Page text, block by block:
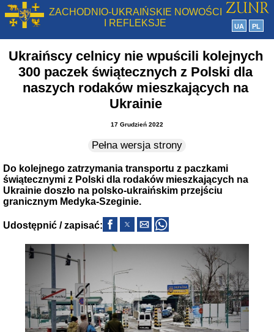
ZACHODNIO-UKRAIŃSKIE NOWOŚCI
I REFLEKSJE
UA PL
Ukraińscy celnicy nie wpuścili kolejnych
300 paczek świątecznych z Polski dla
naszych rodaków mieszkających na
Ukrainie
17 Grudzień 2022
Pełna wersja strony
Do kolejnego zatrzymania transportu z paczkami
świątecznymi z Polski dla rodaków mieszkających na
Ukrainie doszło na polsko-ukraińskim przejściu
granicznym Medyka-Szeginie.
Udostępnić / zapisać: